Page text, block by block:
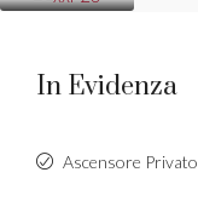
In Evidenza
Ascensore Privato